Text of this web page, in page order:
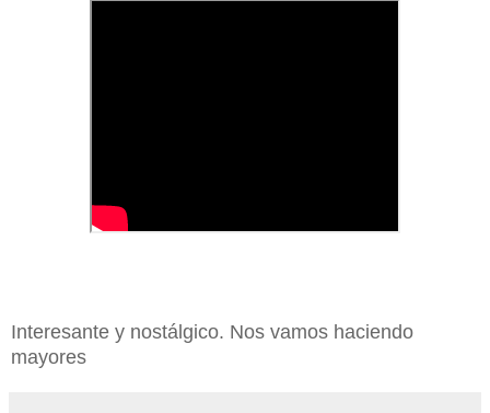
Interesante y nostálgico. Nos vamos haciendo
mayores